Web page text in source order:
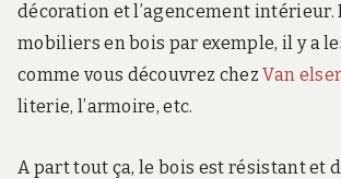
décoration et l’agencement intérieur.
mobiliers en bois par exemple, il y a
comme vous découvrez chezVan
literie, l’armoire, etc.
A part tout ça, le bois est résistant et